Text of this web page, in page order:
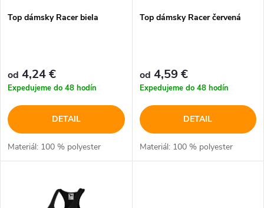
p
o
d
u
p
o
d
u
k
Top dámsky Racer biela
od 4,24 €
Expedujeme do 48 hodín
DETAIL
Materiál: 100 % polyester
Top dámsky Racer červená
od 4,59 €
Expedujeme do 48 hodín
DETAIL
Materiál: 100 % polyester